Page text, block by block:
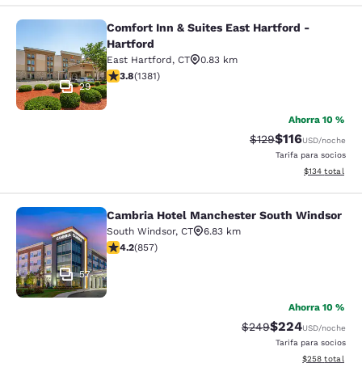
Comfort Inn & Suites East
29
Comfort Inn & Suites East Hartford -
Hartford
East Hartford, CT
0.83 km
calificación de 3.75 estrellas. Bueno. 1381 reseñas
3.8(1381)
Ahorra 10 %
Precio tachado:
$129Precio con
$116USD/noche
Tarifa para socios
Ver detalles
$134 total
Cambria Hotel Manchester South
57
Cambria Hotel Manchester South Windsor
South Windsor, CT
6.83 km
calificación de 4.22 estrellas. Excelente. 857 reseñas
4.2(857)
Ahorra 10 %
Precio tachado:
$249Precio con
$224USD/noche
Tarifa para socios
Ver detalles
$258 total